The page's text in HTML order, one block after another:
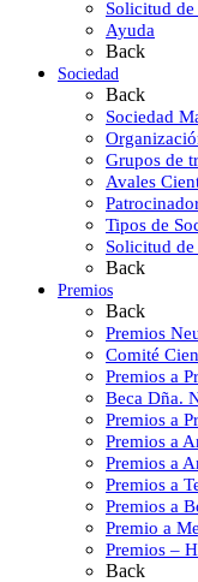
Solicitud
Ayuda
Back
Sociedad
Back
Sociedad
Grupos de
Avales
Tipos de
Solicitud
Back
Premios
Back
Premios
Comité
Premios a
Beca Dña.
Premios a
Premios a
Premios a
Premios a
Premios a
Premio a
Premios –
Back